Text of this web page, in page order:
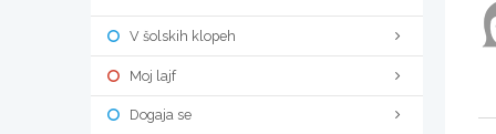
V šolskih klopeh
Moj lajf
Dogaja se